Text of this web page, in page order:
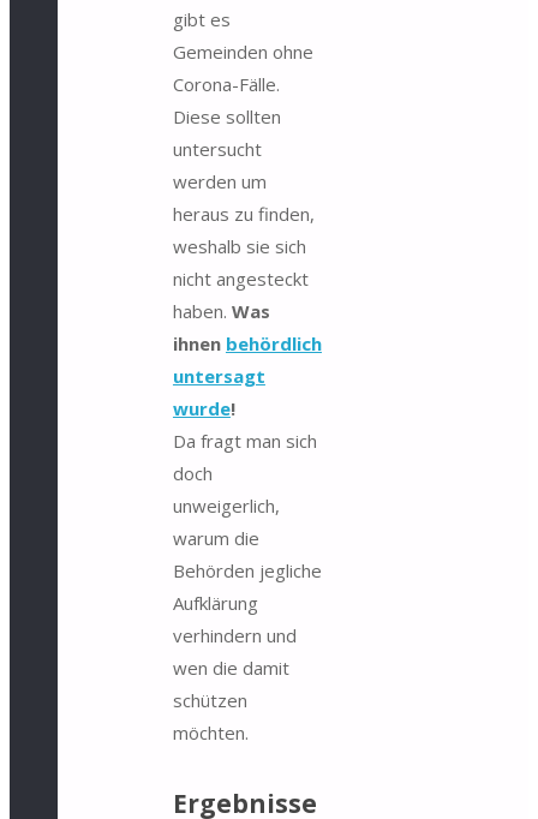
gibt es
Gemeinden ohne
Corona-Fälle.
Diese sollten
untersucht
werden um
heraus zu finden,
weshalb sie sich
nicht angesteckt
haben. Was
ihnen behördlich
untersagt
wurde!
Da fragt man sich
doch
unweigerlich,
warum die
Behörden jegliche
Aufklärung
verhindern und
wen die damit
schützen
möchten.
Ergebnisse